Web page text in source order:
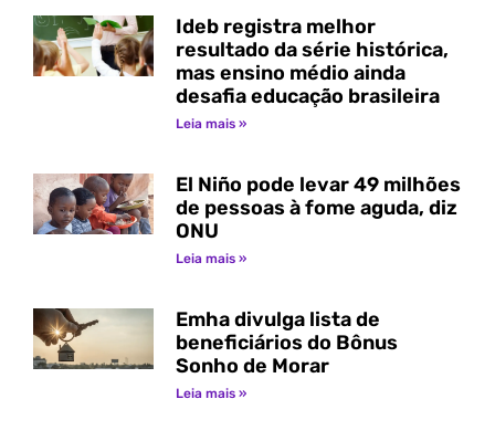
Ideb registra melhor
resultado da série histórica,
mas ensino médio ainda
desafia educação brasileira
Leia mais »
El Niño pode levar 49 milhões
de pessoas à fome aguda, diz
ONU
Leia mais »
Emha divulga lista de
beneficiários do Bônus
Sonho de Morar
Leia mais »